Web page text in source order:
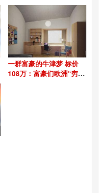
一群富豪的牛津梦 标价
108万：富豪们欧洲“穷